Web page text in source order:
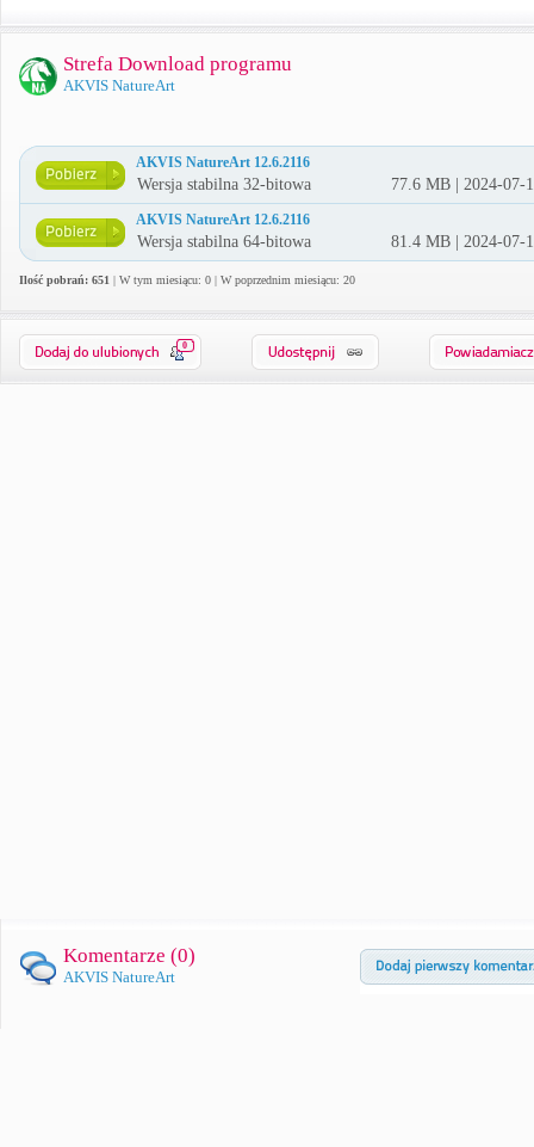
Strefa Download programu
AKVIS NatureArt
AKVIS NatureArt 12.6.2116
Wersja stabilna 32-bitowa 77.6 MB | 2024-07-
AKVIS NatureArt 12.6.2116
Wersja stabilna 64-bitowa 81.4 MB | 2024-07-
Ilość pobrań: 651 | W tym miesiącu: 0 | W poprzednim miesiącu: 20
0
Komentarze (0)
AKVIS NatureArt